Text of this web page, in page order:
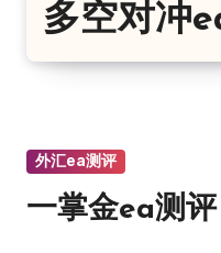
多空对冲
外汇ea测评
一掌金ea测